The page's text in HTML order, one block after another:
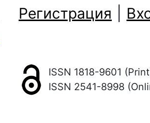
Регистрация
ISSN 1818-9601
ISSN 2541-8998